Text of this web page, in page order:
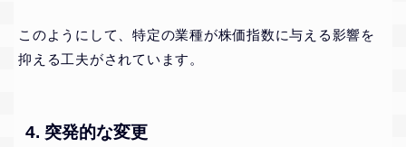
このようにして、特定の業種が株価指数に与える影響を
抑える工夫がされています。
4. 突発的な変更